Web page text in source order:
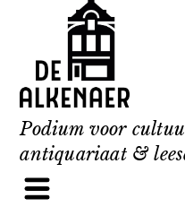
content
Podium voor
antiquariaat &